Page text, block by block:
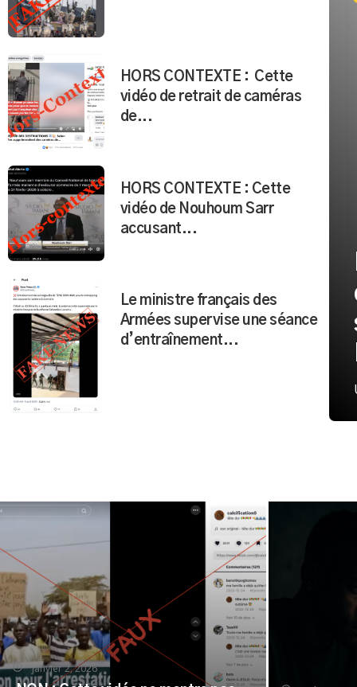
HORS CONTEXTE : Cette
vidéo de retrait de caméras
de...
HORS CONTEXTE : Cette
vidéo de Nouhoum Sarr
accusant...
Le ministre français des
Armées supervise une séance
d’entraînement...
janvier 2, 2026